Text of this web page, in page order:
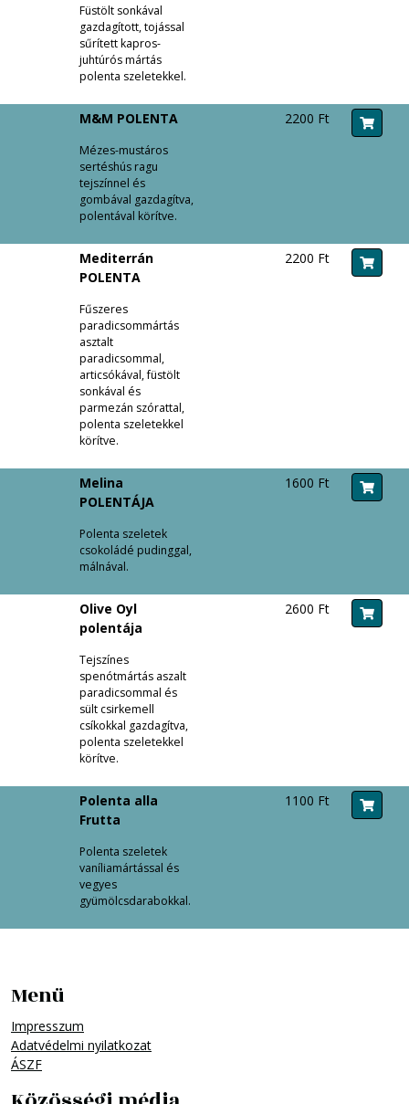
Füstölt sonkával
gazdagított, tojással
sűrített kapros-
juhtúrós mártás
polenta szeletekkel.
M&M POLENTA
Mézes-mustáros
sertéshús ragu
tejszínnel és
gombával gazdagítva,
polentával körítve.
2200 Ft
Mediterrán
POLENTA
Fűszeres
paradicsommártás
asztalt
paradicsommal,
articsókával, füstölt
sonkával és
parmezán szórattal,
polenta szeletekkel
körítve.
2200 Ft
Melina
POLENTÁJA
Polenta szeletek
csokoládé pudinggal,
málnával.
1600 Ft
Olive Oyl
polentája
Tejszínes
spenótmártás aszalt
paradicsommal és
sült csirkemell
csíkokkal gazdagítva,
polenta szeletekkel
körítve.
2600 Ft
Polenta alla
Frutta
Polenta szeletek
vaníliamártással és
vegyes
gyümölcsdarabokkal.
1100 Ft
Menü
Impresszum
Adatvédelmi nyilatkozat
ÁSZF